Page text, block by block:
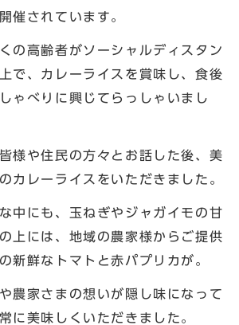
催されています。
の高齢者がソーシャルディスタン
で、カレーライスを賞味し、食後
ゃべりに興じてらっしゃいまし
様や住民の方々とお話した後、美
カレーライスをいただきました。
中にも、玉ねぎやジャガイモの甘
上には、地域の農家様からご提供
新鮮なトマトと赤パプリカが。
農家さまの想いが隠し味になって
に美味しくいただきました。